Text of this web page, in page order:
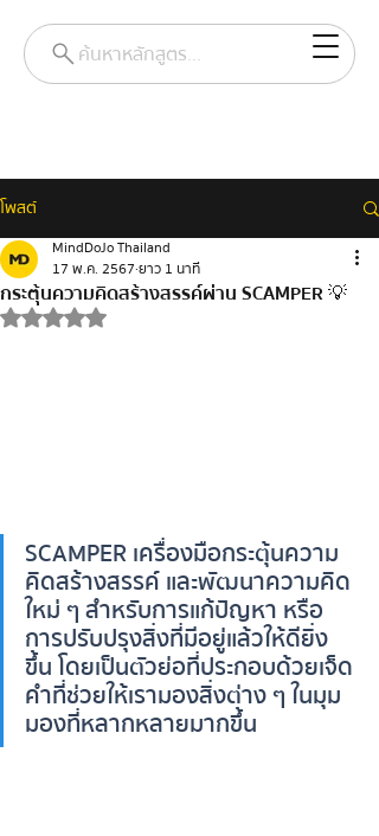
ค้นหาหลักสูตร...
โพสต์
กระตุ้นความคิดสร้างสรรค์ผ่าน SCAMPER 💡
MindDoJo Thailand
17 พ.ค. 2567 ยาว 1 นาที
ได้รับ NaN เต็ม 5 ดาว
SCAMPER เครื่องมือกระตุ้นความ
คิดสร้างสรรค์ และพัฒนาความคิด
ใหม่ ๆ สำหรับการแก้ปัญหา หรือ
การปรับปรุงสิ่งที่มีอยู่แล้วให้ดียิ่ง
ขึ้น โดยเป็นตัวย่อที่ประกอบด้วยเจ็ด
คำที่ช่วยให้เรามองสิ่งต่าง ๆ ในมุม
มองที่หลากหลายมากขึ้น